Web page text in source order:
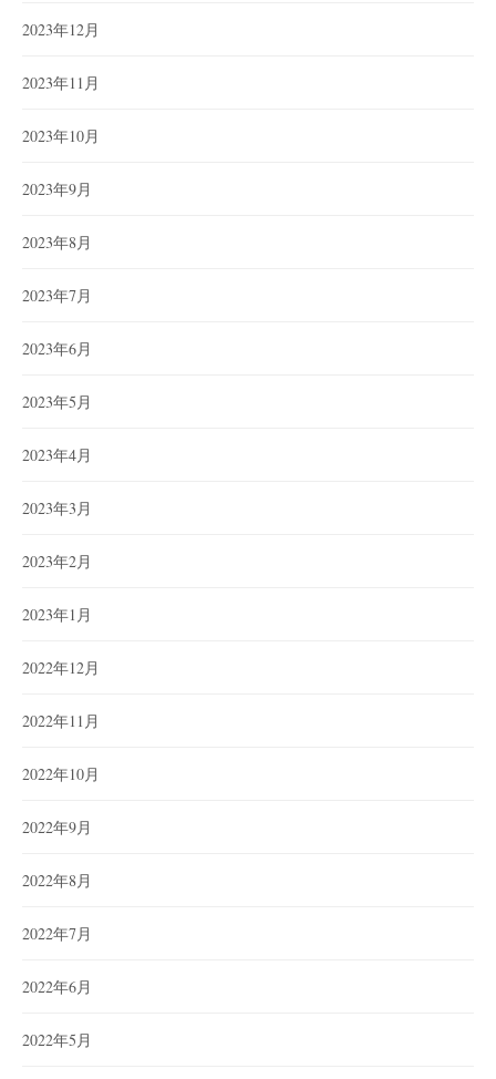
2023年12月
2023年11月
2023年10月
2023年9月
2023年8月
2023年7月
2023年6月
2023年5月
2023年4月
2023年3月
2023年2月
2023年1月
2022年12月
2022年11月
2022年10月
2022年9月
2022年8月
2022年7月
2022年6月
2022年5月